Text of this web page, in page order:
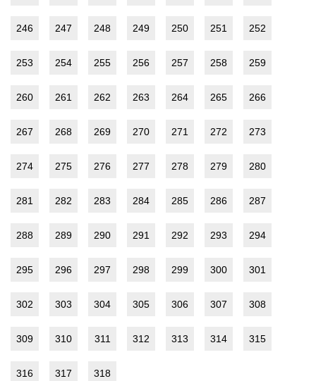
246 247 248 249 250 251 252
253 254 255 256 257 258 259
260 261 262 263 264 265 266
267 268 269 270 271 272 273
274 275 276 277 278 279 280
281 282 283 284 285 286 287
288 289 290 291 292 293 294
295 296 297 298 299 300 301
302 303 304 305 306 307 308
309 310 311 312 313 314 315
316 317 318